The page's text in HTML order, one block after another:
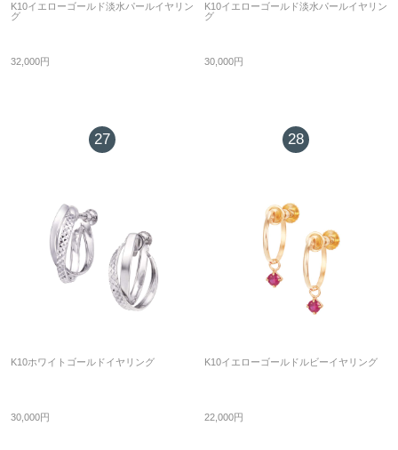
K10イエローゴールド淡水パールイヤリン
グ
32,000円
K10イエローゴールド淡水パールイヤリン
グ
30,000円
27
K10ホワイトゴールドイヤリング
30,000円
28
K10イエローゴールドルビーイヤリング
22,000円